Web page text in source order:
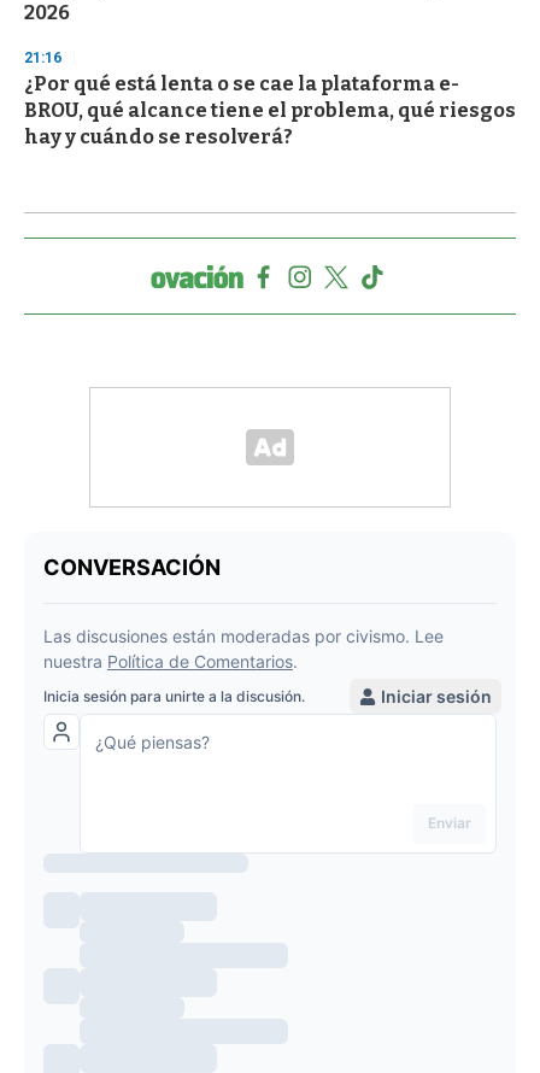
2026
21:16
¿Por qué está lenta o se cae la plataforma e-
BROU, qué alcance tiene el problema, qué riesgos
hay y cuándo se resolverá?